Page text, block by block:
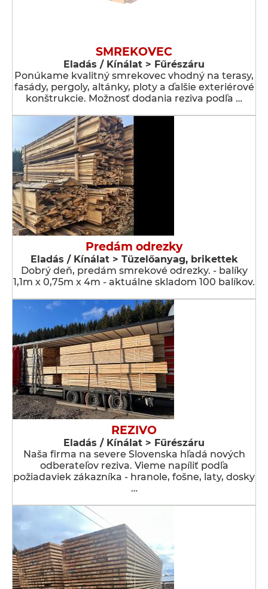
SMREKOVEC
Eladás / Kínálat > Fűrészáru
Ponúkame kvalitný smrekovec vhodný na terasy,
fasády, pergoly, altánky, ploty a ďalšie exteriérové
konštrukcie. Možnosť dodania reziva podľa …
Predám odrezky
Eladás / Kínálat > Tüzelőanyag, brikettek
Dobrý deň, predám smrekové odrezky. - balíky
1,1m x 0,75m x 4m - aktuálne skladom 100 balíkov.
REZIVO
Eladás / Kínálat > Fűrészáru
Naša firma na severe Slovenska hľadá nových
odberateľov reziva. Vieme napíliť podľa
požiadaviek zákazníka - hranole, fošne, laty, dosky
…